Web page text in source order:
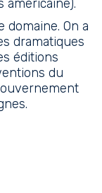
américaine).
domaine. On a
dramatiques
éditions
du
.